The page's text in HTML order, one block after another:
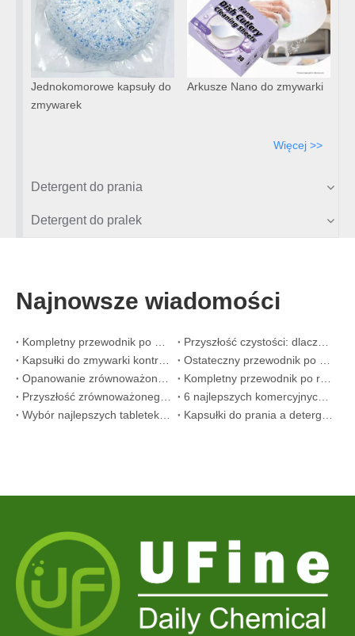
Jednokomorowe kapsuły do ​​
zmywarek
Arkusze Nano do zmywarki
Więcej >>
Detergent do prania
Detergent do pralek
Najnowsze wiadomości
Kompletny przewodnik po detergentach do zmywarek: kapsułki kontra. Tablety kontra. Proszek
Przyszłość czystości: dlaczego roślinne kapsuły do ​​zmywarek będą popularne w 2026 r
Kapsułki do zmywarki kontra proszek: poradnik eksperta dotyczący wyboru najlepszego detergentu
Ostateczny przewodnik po wyborze najlepszych kapsułek do zmywarki do naczyń szklanych i delikatnych przedmiotów
Opanowanie zrównoważonego czyszczenia: przewodnik eksperta po ekologicznych arkuszach detergentu do prania
Kompletny przewodnik po rozpoznawaniu wysokiej jakości kapsułek do prania: perspektywa eksperta branżowego
Przyszłość zrównoważonego czyszczenia: dlaczego sklepy z artykułami uzupełniającymi oferują masowe, nieopakowane arkusze detergentu do prania
6 najlepszych komercyjnych dostawców detergentów do zmywarek na świecie (przewodnik OEM i kupujący z 2026 r.)
Wybór najlepszych tabletek do czyszczenia pralek do twardej wody
Kapsułki do prania a detergent w płynie: jaki jest właściwy wybór dla Twojego prania?